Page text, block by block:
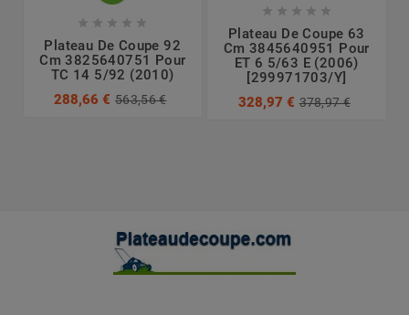
    
Plateau De Coupe 92
Cm 3825640751 Pour
TC 14 5/92 (2010)
288,66 € 563,56 €
    
Plateau De Coupe 63
Cm 3845640951 Pour
ET 6 5/63 E (2006)
[299971703/Y]
328,97 € 378,97 €